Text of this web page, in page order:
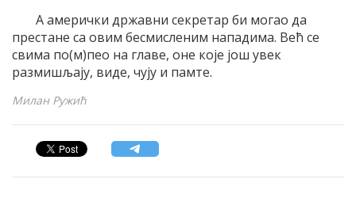
А амерички државни секретар би могао да
престане са овим бесмисленим нападима. Већ се
свима по(м)пео на главе, оне које још увек
размишљају, виде, чују и памте.
Милан Ружић